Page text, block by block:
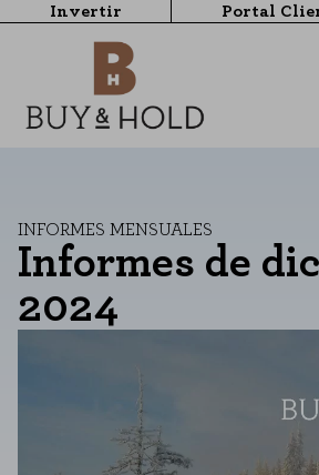
Invertir Portal
INFORMES MENSUALES
Informes de
2024